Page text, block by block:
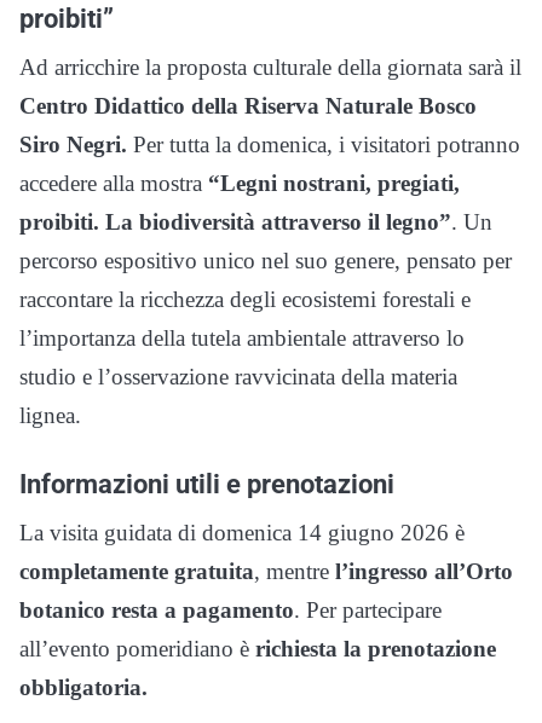
proibiti”
Ad arricchire la proposta culturale della giornata sarà il
Centro Didattico della Riserva Naturale Bosco
Siro Negri. Per tutta la domenica, i visitatori potranno
accedere alla mostra “Legni nostrani, pregiati,
proibiti. La biodiversità attraverso il legno”. Un
percorso espositivo unico nel suo genere, pensato per
raccontare la ricchezza degli ecosistemi forestali e
l’importanza della tutela ambientale attraverso lo
studio e l’osservazione ravvicinata della materia
lignea.
Informazioni utili e prenotazioni
La visita guidata di domenica 14 giugno 2026 è
completamente gratuita, mentre l’ingresso all’Orto
botanico resta a pagamento. Per partecipare
all’evento pomeridiano è richiesta la prenotazione
obbligatoria.